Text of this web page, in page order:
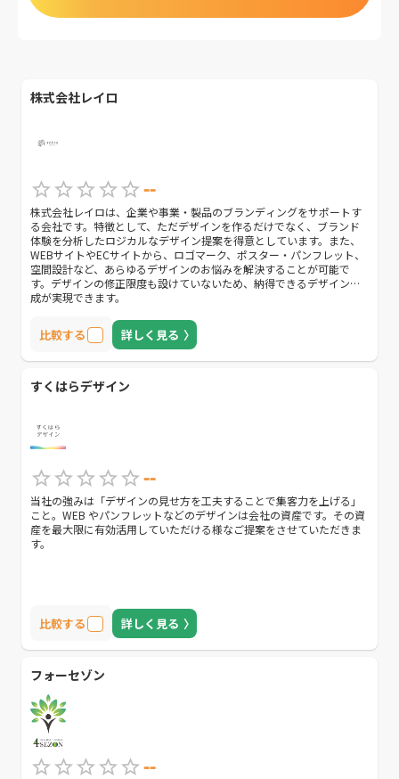
株式会社レイロ
--
株式会社レイロは、企業や事業・製品のブランディングをサポートす
る会社です。特徴として、ただデザインを作るだけでなく、ブランド
体験を分析したロジカルなデザイン提案を得意としています。また、
WEBサイトやECサイトから、ロゴマーク、ポスター・パンフレット、
空間設計など、あらゆるデザインのお悩みを解決することが可能で
す。デザインの修正限度も設けていないため、納得できるデザイン作
成が実現できます。
比較する 詳しく見る
すくはらデザイン
--
当社の強みは「デザインの見せ方を工夫することで集客力を上げる」
こと。WEB やパンフレットなどのデザインは会社の資産です。その資
産を最大限に有効活用していただける様なご提案をさせていただきま
す。
比較する 詳しく見る
フォーセゾン
--